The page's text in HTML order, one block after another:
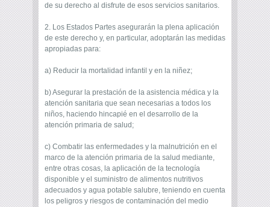
de su derecho al disfrute de esos servicios sanitarios.
2. Los Estados Partes asegurarán la plena aplicación
de este derecho y, en particular, adoptarán las medidas
apropiadas para:
a) Reducir la mortalidad infantil y en la niñez;
b) Asegurar la prestación de la asistencia médica y la
atención sanitaria que sean necesarias a todos los
niños, haciendo hincapié en el desarrollo de la
atención primaria de salud;
c) Combatir las enfermedades y la malnutrición en el
marco de la atención primaria de la salud mediante,
entre otras cosas, la aplicación de la tecnología
disponible y el suministro de alimentos nutritivos
adecuados y agua potable salubre, teniendo en cuenta
los peligros y riesgos de contaminación del medio